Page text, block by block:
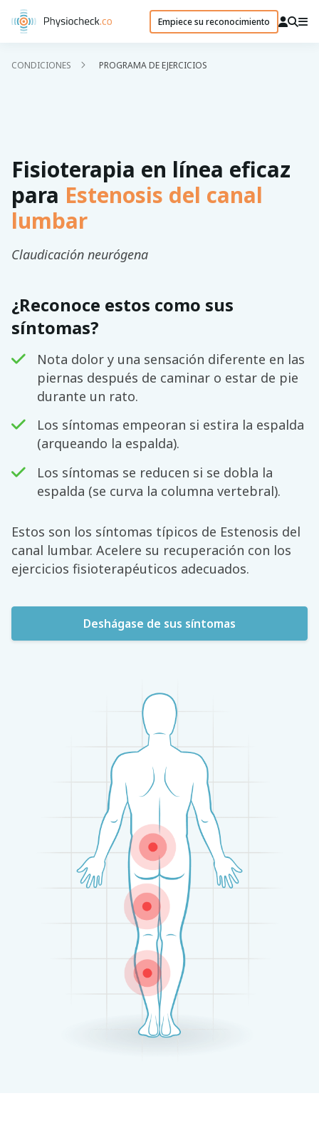
Empiece su reconocimiento
CONDICIONES PROGRAMA DE EJERCICIOS
Fisioterapia en línea eficaz
para Estenosis del canal
lumbar
Claudicación neurógena
¿Reconoce estos como sus
síntomas?
Nota dolor y una sensación diferente en las
piernas después de caminar o estar de pie
durante un rato.
Los síntomas empeoran si estira la espalda
(arqueando la espalda).
Los síntomas se reducen si se dobla la
espalda (se curva la columna vertebral).
Estos son los síntomas típicos de Estenosis del
canal lumbar. Acelere su recuperación con los
ejercicios fisioterapéuticos adecuados.
Deshágase de sus síntomas